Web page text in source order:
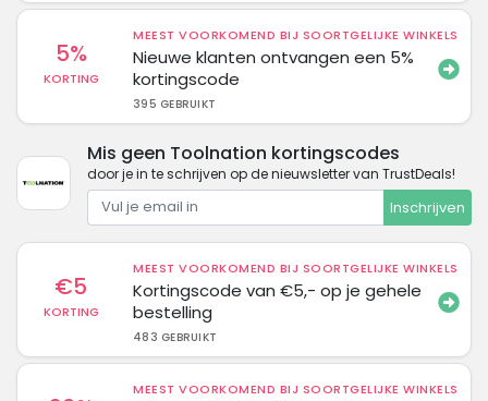
5%
KORTING
MEEST VOORKOMEND BIJ SOORTGELIJKE WINKELS
Nieuwe klanten ontvangen een 5%
kortingscode
395 GEBRUIKT
Mis geen Toolnation kortingscodes
door je in te schrijven op de nieuwsletter van TrustDeals!
Inschrijven
€5
KORTING
MEEST VOORKOMEND BIJ SOORTGELIJKE WINKELS
Kortingscode van €5,- op je gehele
bestelling
483 GEBRUIKT
MEEST VOORKOMEND BIJ SOORTGELIJKE WINKELS